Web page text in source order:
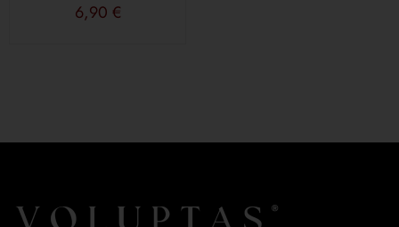
6,90 €